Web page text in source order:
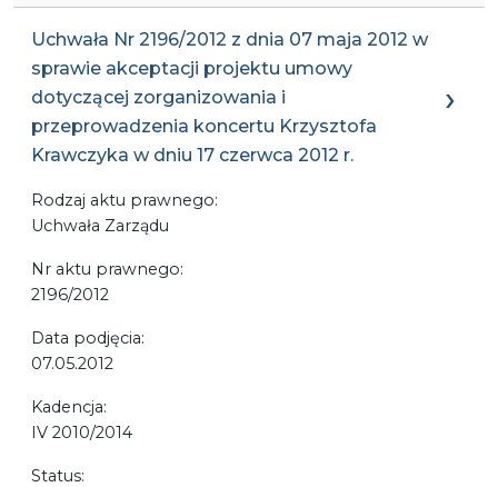
Uchwała Nr 2196/2012 z dnia 07 maja 2012 w
sprawie akceptacji projektu umowy
dotyczącej zorganizowania i
przeprowadzenia koncertu Krzysztofa
Krawczyka w dniu 17 czerwca 2012 r.
Rodzaj aktu prawnego:
Uchwała Zarządu
Nr aktu prawnego:
2196/2012
Data podjęcia:
07.05.2012
Kadencja:
IV 2010/2014
Status: